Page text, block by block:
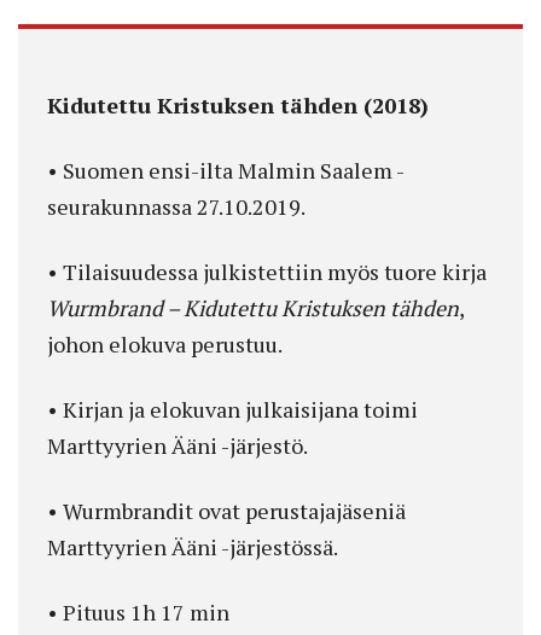
Kidutettu Kristuksen tähden (2018)
• Suomen ensi-ilta Malmin Saalem -
seurakunnassa 27.10.2019.
• Tilaisuudessa julkistettiin myös tuore kirja
Wurmbrand – Kidutettu Kristuksen tähden,
johon elokuva perustuu.
• Kirjan ja elokuvan julkaisijana toimi
Marttyyrien Ääni -järjestö.
• Wurmbrandit ovat perustajajäseniä
Marttyyrien Ääni -järjestössä.
• Pituus 1h 17 min